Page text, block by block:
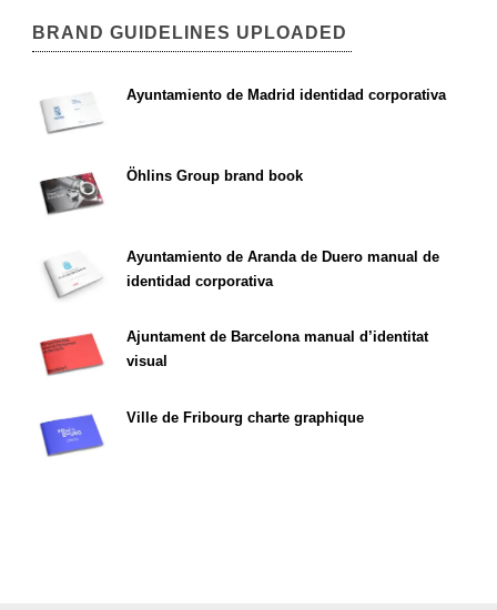
BRAND GUIDELINES UPLOADED
Ayuntamiento de Madrid identidad corporativa
Öhlins Group brand book
Ayuntamiento de Aranda de Duero manual de
identidad corporativa
Ajuntament de Barcelona manual d’identitat
visual
Ville de Fribourg charte graphique